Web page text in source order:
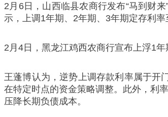
2月6日，山西临县农商行发布“马到财
示，上调1年期、2年期、3年期定存利
2月4日，黑龙江鸡西农商行宣布上浮1
王蓬博认为，逆势上调存款利率属于开
在特定时点的资金策略调整。此外，利
压降长期负债成本。